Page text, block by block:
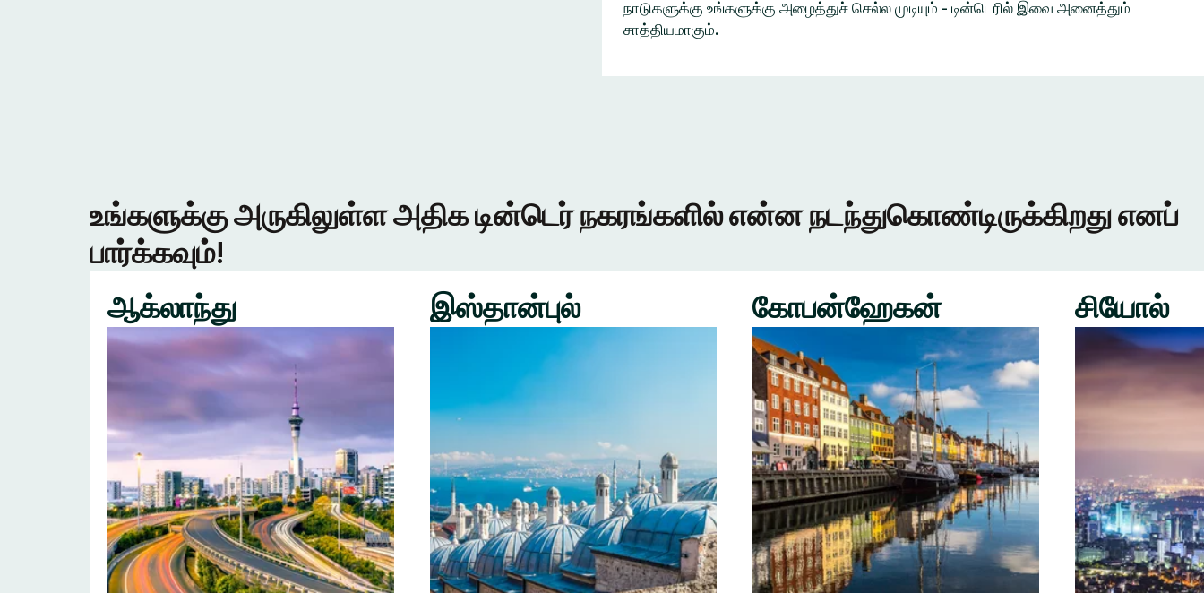
நாடுகளுக்கு உங்களுக்கு அழைத்துச் செல்ல முடியும் - டின்டெரில் இவை அனைத்தும்
சாத்தியமாகும்.
உங்களுக்கு அருகிலுள்ள அதிக டின்டெர் நகரங்களில் என்ன நடந்துகொண்டிருக்கிறது எனப்
பார்க்கவும்!
ஆக்லாந்து
இஸ்தான்புல் கோபன்ஹேகன் சியோல்